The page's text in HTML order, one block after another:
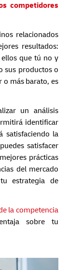
competidores
relacionados
resultados:
ellos que tú no y
sus productos o
o más barato, es
un análisis
identificar
satisfaciendo la
satisfacer
prácticas
del mercado
estrategia de
la competencia
sobre tu